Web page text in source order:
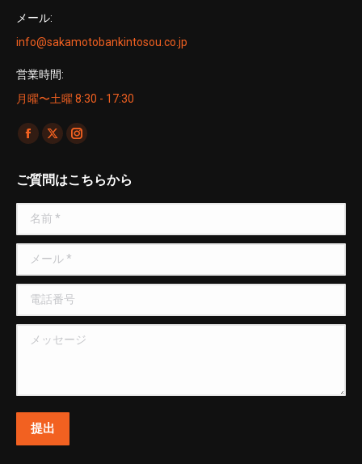
メール:
info@sakamotobankintosou.co.jp
営業時間:
月曜〜土曜 8:30 - 17:30
Find us on:
Facebook
opens
in
new
window
X
opens
in
window
Instagram
opens
in
window
ご質問はこちらから
名前 *
メール *
電話番号
メッセージ
提出